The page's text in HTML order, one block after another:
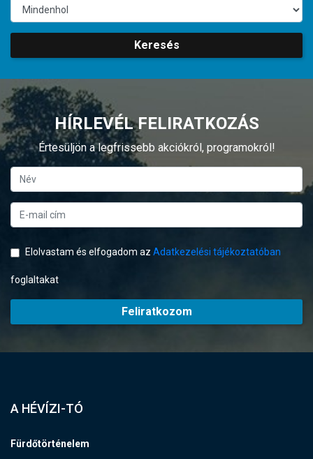
Keresés
HÍRLEVÉL FELIRATKOZÁS
Értesüljön a legfrissebb akciókról, programokról!
Elolvastam és elfogadom az Adatkezelési tájékoztatóban
foglaltakat
Feliratkozom
A HÉVÍZI-TÓ
Fürdőtörténelem